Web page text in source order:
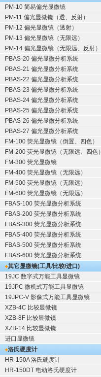
PM-10 简易偏光显微镜
PM-11 偏光显微镜（透、反射）
PM-12 偏光显微镜（透射）
PM-13 偏光显微镜（无限远）
PM-14 偏光显微镜（无限远、反射）
PBAS-20 偏光显微分析系统
PBAS-21 偏光显微分析系统
PBAS-22 偏光显微分析系统
PBAS-23 偏光显微分析系统
PBAS-24 偏光显微分析系统
PBAS-25 偏光显微分析系统
PBAS-26 偏光显微分析系统
PBAS-27 偏光显微分析系统
FM-100 荧光显微镜（倒置、四色）
FM-200 荧光显微镜（无限远、四色）
FM-300 荧光显微镜
FM-400 荧光显微镜（无限远）
FM-500 荧光显微镜（无限远）
FM-600 荧光显微镜（无限远）
FBAS-100 荧光显微分析系统
FBAS-200 荧光显微分析系统
FBAS-300 荧光显微分析系统
FBAS-400 荧光显微分析系统
FBAS-500 荧光显微分析系统
FBAS-600 荧光显微分析系统
其它显微镜(工具/比较/进口)
19JC 数字式万能工具显微镜
19JPC 微机式万能工具显微镜
19JPC-V 影像式万能工具显微镜
XZB-4C 比较显微镜
XZB-8F 比较显微镜
XZB-14 比较显微镜
进口显微镜
洛氏硬度计
HR-150A 洛氏硬度计
HR-150DT 电动洛氏硬度计